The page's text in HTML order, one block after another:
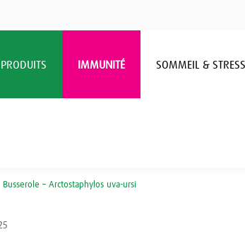
IMMUNITÉ SOMMEIL & STRESS
Busserole – Arctostaphylos uva-ursi